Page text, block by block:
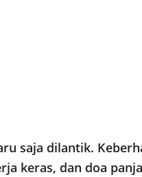
saja dilantik.
keras, dan doa